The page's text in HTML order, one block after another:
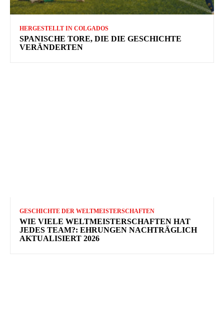
HERGESTELLT IN COLGADOS
SPANISCHE TORE, DIE DIE GESCHICHTE
VERÄNDERTEN
GESCHICHTE DER WELTMEISTERSCHAFTEN
WIE VIELE WELTMEISTERSCHAFTEN HAT
JEDES TEAM?: EHRUNGEN NACHTRÄGLICH
AKTUALISIERT 2026